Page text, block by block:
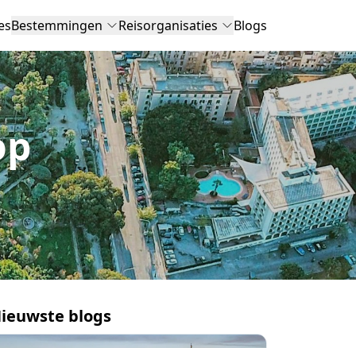
Bestemmingen Reisorganisaties Blogs
blogs